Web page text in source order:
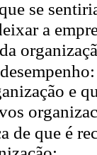
se
a
e
de que é